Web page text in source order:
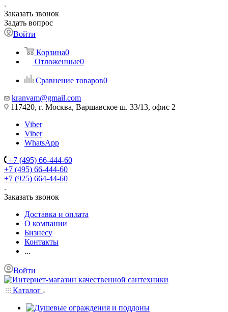
Заказать звонок
Задать вопрос
Войти
Корзина0
Отложенные0
Сравнение товаров0
kranvam@gmail.com
117420, г. Москва, Варшавское ш. 33/13, офис 2
Viber
Viber
WhatsApp
+7 (495) 66-444-60
+7 (495) 66-444-60
+7 (925) 664-44-60
Заказать звонок
Доставка и оплата
О компании
Бизнесу
Контакты
...
Войти
Каталог